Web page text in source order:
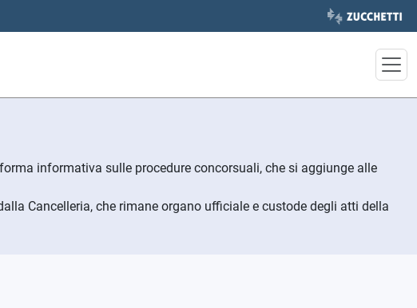
informativa sulle procedure concorsuali, che si aggiunge alle
Cancelleria, che rimane organo ufficiale e custode degli atti della